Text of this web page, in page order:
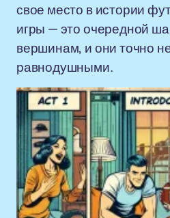
свое место в истории
игры — это очередной
вершинам, и они точно
равнодушными.